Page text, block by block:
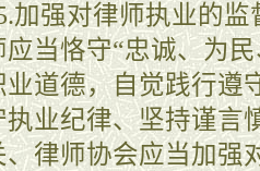
加强对律师执业的
应当恪守“忠诚、为
业道德，自觉践行遵
执业纪律、坚持谨言
、律师协会应当加强